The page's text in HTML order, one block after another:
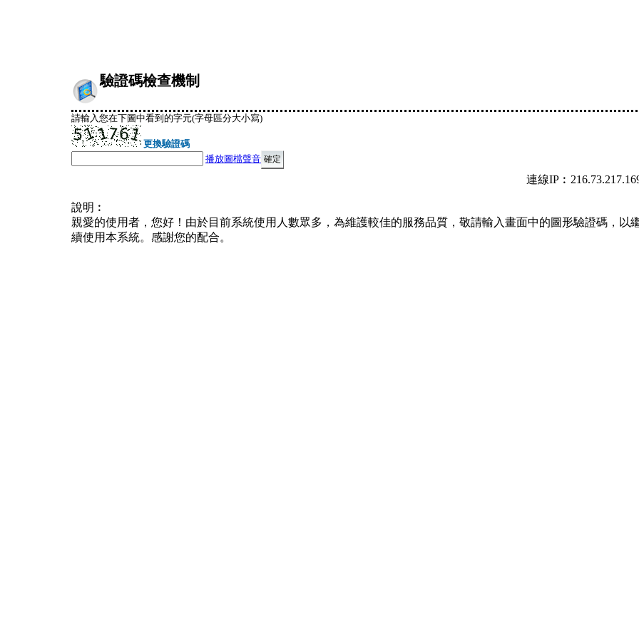
驗證碼檢查機制
請輸入您在下圖中看到的字元(字母區分大小寫)
更換驗證碼
播放圖檔聲音
連線
說明︰
親愛的使用者，您好！由於目前系統使用人數眾多，為維護較佳的服務品質，敬請輸入畫面中的圖形驗證碼，以
續使用本系統。感謝您的配合。